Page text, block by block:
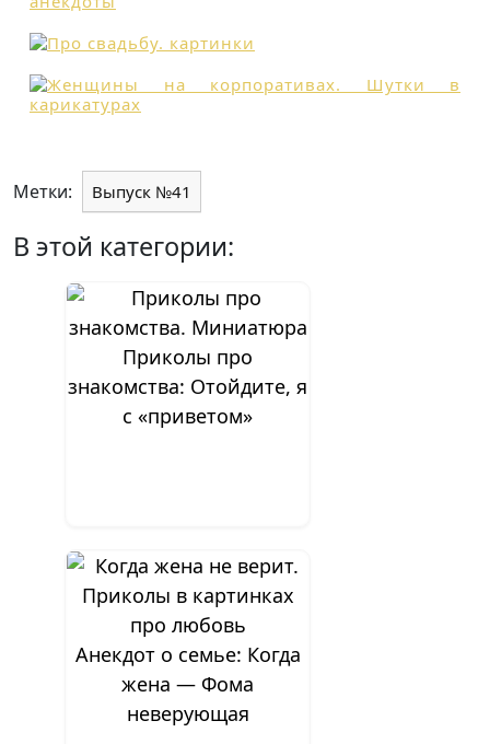
Метки: Выпуск №41
В этой категории:
Приколы про
знакомства: Отойдите, я
с «приветом»
Анекдот о семье: Когда
жена — Фома
неверующая